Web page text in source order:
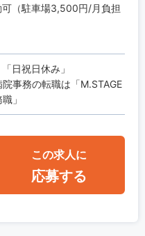
可（駐車場3,500円/月負担
日祝日休み」
事務の転職は「M.STAGE
」
この求人に
応募する